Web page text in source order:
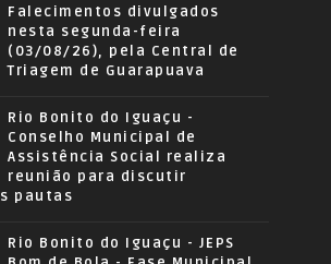
Falecimentos divulgados
nesta segunda-feira
(03/08/26), pela Central de
Triagem de Guarapuava
Rio Bonito do Iguaçu -
Conselho Municipal de
Assistência Social realiza
reunião para discutir
pautas
Rio Bonito do Iguaçu - JEPS